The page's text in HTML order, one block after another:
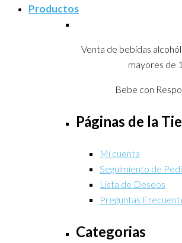
Productos
Venta de bebidas
mayores de
Bebe con
Páginas de la
Mi cuenta
Seguimiento de
Lista de Deseos
Preguntas
Categorias